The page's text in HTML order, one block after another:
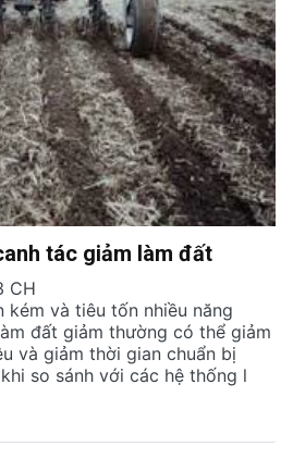
tác giảm làm đất
CH
và tiêu tốn nhiều năng
đất giảm thường có thể giảm
và giảm thời gian chuẩn bị
so sánh với các hệ thống l